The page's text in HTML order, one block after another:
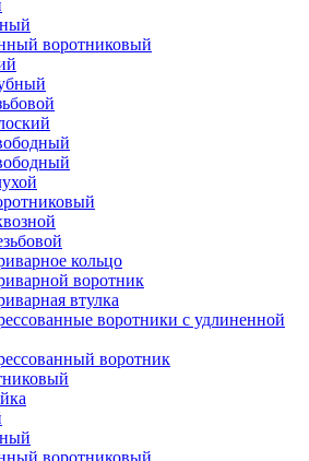
воротниковый
кольцо
воротник
втулка
воротники с удлиненной
воротник
воротниковый